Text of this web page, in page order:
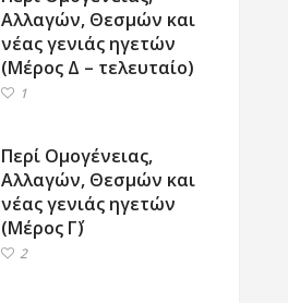
Αλλαγών, Θεσμών και
νέας γενιάς ηγετών
(Μέρος Δ – τελευταίο)
1
Περί Ομογένειας,
Αλλαγών, Θεσμών και
νέας γενιάς ηγετών
(Μέρος Γ΄)
2